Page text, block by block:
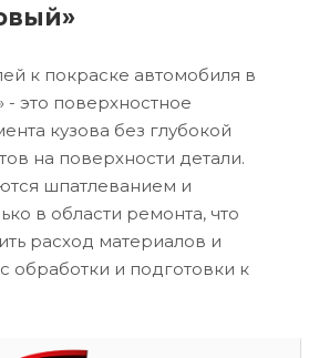
к покраске автомобиля в
это поверхностное
кузова без глубокой
на поверхности детали.
шпатлеванием и
в области ремонта, что
расход материалов и
обработки и подготовки к